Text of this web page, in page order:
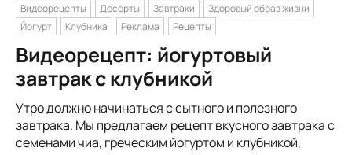
Видеорецепты Десерты Завтраки
Здоровый образ жизни
Йогурт
Клубника Реклама Рецепты
Видеорецепт: йогуртовый
завтрак с клубникой
Утро должно начинаться с сытного и полезного
завтрака. Мы предлагаем рецепт вкусного завтрака с
семенами чиа, греческим йогуртом и клубникой,